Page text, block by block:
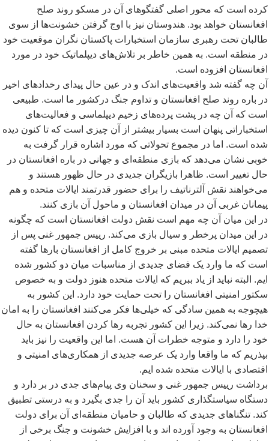
کرده است که محور اصلی گفتگوهای آن در مسکو روند صلح
افغانستان خواهد بود. هندوستان نیز با اوج گرفتن خشونتها از سوی
طالبان تحت رهبری سازمان استخبارات پاکستان نگران موقعیت خود
در منطقه است. به همین خاطر بر تلاشهای دیپلماتیک خود در مورد
افغانستان افزوده است.
آن چه گفته شد واقعیتهای اندک و در عین حال پیدای رخدادهای اخیر
در باره روند صلح افغانستان و تداوم جنگ درکشور ما است. طبیعی
است که آن چه در پشت پردههای زخیم دیپلماسی و فعالیتهای
استخباراتی پنهان است بسیار بیشتر از آن چیزی است که تا کنون دیده
شده است. اما در مجموع تحولاتی که مورد اشاره قرار گرفت به
خوبی نشان میدهد که بازی منطقه ای و جهانی در باره افغانستان در
حال تغییر است. ظاهرا بازیگران جدیدی در حال ظهور هستند و
میخواهند نقش آلترناتیف را برای حضور قدرتمند ایالات متحده و هم
پیمانان غربی آن در میدان افغانستان و ماحول آن بازی کنند.
در این میان آن چه مهم است نقش دولت افغانستان است که چگونه
در این میدان پرخطر و سیال بازی میکند. رییس جمهور غنی پس از
تصمیم ایالات متحده مبنی بر خروج کامل از افغانستان بارها گفته
است که ما وارد یک فضای جدیدی از مناسبات میان دو کشور شده
ایم. البته نباید از یاد ببریم که ایالات متحده هنوز دولت و به خصوص
سکتور امنیتی افغانستان را تحت حمایت خود دارد. این کشور به
هیچوجه به همین سادگی که خیلیها فکر میکنند افغانستان را به امان
خدا رها نمیکند. زیرا این کشور تجربه رها کردن افغانستان به حال
خود را دارد و متوجه خطرات آن هست. اما این واقعیت را نیز باید
بپذریم که ما واقعا وارد یک عرصه جدیدی از همکاریهای امنیتی و
اقتصادی با ایالات متحده شده ایم.
برداشت رییس جمهور غنی و سخنان وی پیامهای جدی در بر دارد و
دستگاه سیاستگذاری کشور باید آن را جدی بگیرد و به درستی تطبیق
کند. تنگناهای جدیدی که طالبان و حامیان منطقه ای آن برای دولت
افغانستان به وجود آورده اند و با افزایش خشونت و جنگ برخی از